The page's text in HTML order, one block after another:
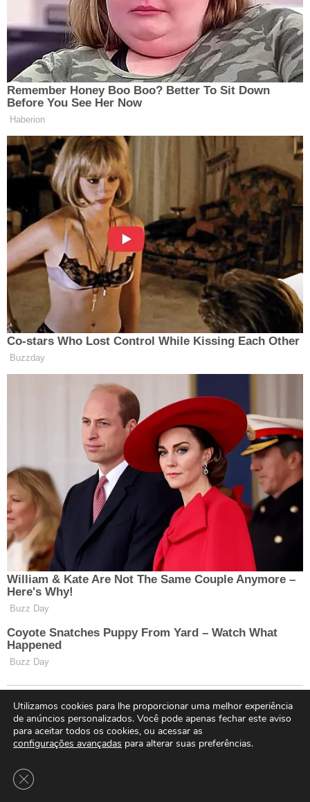
Utilizamos cookies para lhe proporcionar uma melhor experiência
de anúncios personalizados. Você pode apenas fechar este aviso
para aceitar todos os cookies, ou acessar as
configurações avançadas para alterar suas preferências.
Close GDPR Cookie Banner